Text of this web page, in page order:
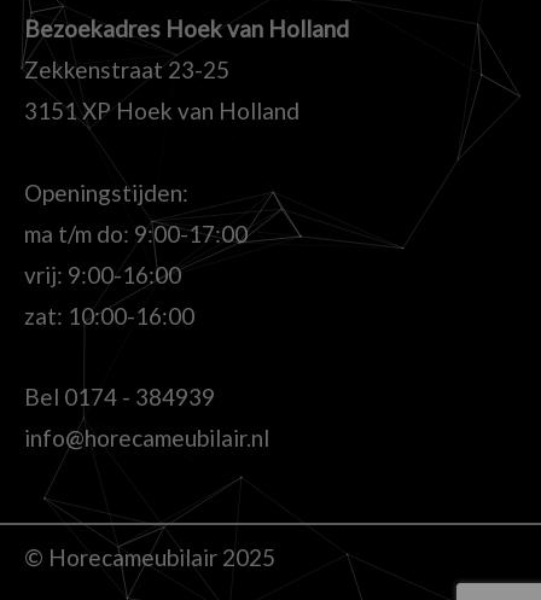
Bezoekadres Hoek van Holland
Zekkenstraat 23-25
3151 XP Hoek van Holland
Openingstijden:
ma t/m do: 9:00-17:00
vrij: 9:00-16:00
zat: 10:00-16:00
Bel 0174 - 384939
info@horecameubilair.nl
© Horecameubilair 2025